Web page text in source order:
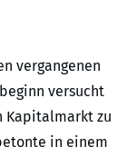
vergangenen
versucht
Kapitalmarkt zu
in einem